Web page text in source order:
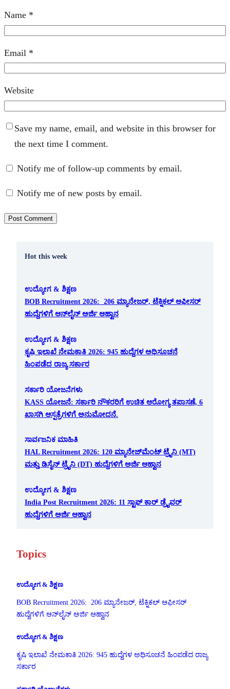
Name *
Email *
Website
Save my name, email, and website in this browser for
the next time I comment.
Notify me of follow-up comments by email.
Notify me of new posts by email.
Hot this week
ಉದ್ಯೋಗ & ಶಿಕ್ಷಣ
BOB Recruitment 2026: 206 ಮ್ಯಾನೇಜರ್, ಟೆಕ್ನಿಕಲ್ ಆಫೀಸರ್
ಹುದ್ದೆಗಳಿಗೆ ಆನ್‌ಲೈನ್ ಅರ್ಜಿ ಆಹ್ವಾನ
ಉದ್ಯೋಗ & ಶಿಕ್ಷಣ
ಕೃಷಿ ಇಲಾಖೆ ನೇಮಕಾತಿ 2026: 945 ಹುದ್ದೆಗಳ ಅಧಿಸೂಚನೆ
ಹಿಂಪಡೆದ ರಾಜ್ಯ ಸರ್ಕಾರ
ಸರ್ಕಾರಿ ಯೋಜನೆಗಳು
KASS ಯೋಜನೆ: ಸರ್ಕಾರಿ ನೌಕರರಿಗೆ ಉಚಿತ ಆರೋಗ್ಯ ತಪಾಸಣೆ, 6
ಖಾಸಗಿ ಆಸ್ಪತ್ರೆಗಳಿಗೆ ಅನುಮೋದನೆ.
ಸಾರ್ವಜನಿಕ ಮಾಹಿತಿ
HAL Recruitment 2026: 120 ಮ್ಯಾನೇಜ್‌ಮೆಂಟ್ ಟ್ರೈನಿ (MT)
ಮತ್ತು ಡಿಸೈನ್ ಟ್ರೈನಿ (DT) ಹುದ್ದೆಗಳಿಗೆ ಅರ್ಜಿ ಆಹ್ವಾನ
ಉದ್ಯೋಗ & ಶಿಕ್ಷಣ
India Post Recruitment 2026: 11 ಸ್ಟಾಫ್ ಕಾರ್ ಡ್ರೈವರ್
ಹುದ್ದೆಗಳಿಗೆ ಅರ್ಜಿ ಆಹ್ವಾನ
Topics
ಉದ್ಯೋಗ & ಶಿಕ್ಷಣ
BOB Recruitment 2026: 206 ಮ್ಯಾನೇಜರ್, ಟೆಕ್ನಿಕಲ್ ಆಫೀಸರ್
ಹುದ್ದೆಗಳಿಗೆ ಆನ್‌ಲೈನ್ ಅರ್ಜಿ ಆಹ್ವಾನ
ಉದ್ಯೋಗ & ಶಿಕ್ಷಣ
ಕೃಷಿ ಇಲಾಖೆ ನೇಮಕಾತಿ 2026: 945 ಹುದ್ದೆಗಳ ಅಧಿಸೂಚನೆ ಹಿಂಪಡೆದ ರಾಜ್ಯ
ಸರ್ಕಾರ